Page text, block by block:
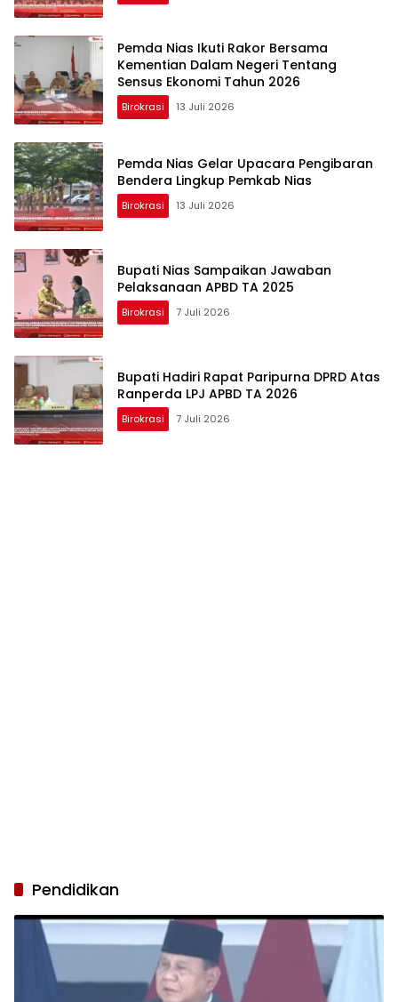
Pemda Nias Ikuti Rakor Bersama
Kementian Dalam Negeri Tentang
Sensus Ekonomi Tahun 2026
Birokrasi 13 Juli 2026
Pemda Nias Gelar Upacara Pengibaran
Bendera Lingkup Pemkab Nias
Birokrasi 13 Juli 2026
Bupati Nias Sampaikan Jawaban
Pelaksanaan APBD TA 2025
Birokrasi 7 Juli 2026
Bupati Hadiri Rapat Paripurna DPRD Atas
Ranperda LPJ APBD TA 2026
Birokrasi 7 Juli 2026
Pendidikan